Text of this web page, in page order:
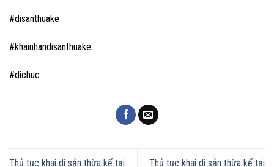
#disanthuake
#khainhandisanthuake
#dichuc
Thủ tục khai di sản thừa kế tại Thủ tục khai di sản thừa kế tại